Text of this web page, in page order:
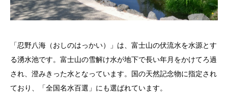
「忍野八海（おしのはっかい）」は、富士山の伏流水を水源とす
る湧水池です。富士山の雪解け水が地下で長い年月をかけてろ過
され、澄みきった水となっています。国の天然記念物に指定され
ており、「全国名水百選」にも選ばれています。